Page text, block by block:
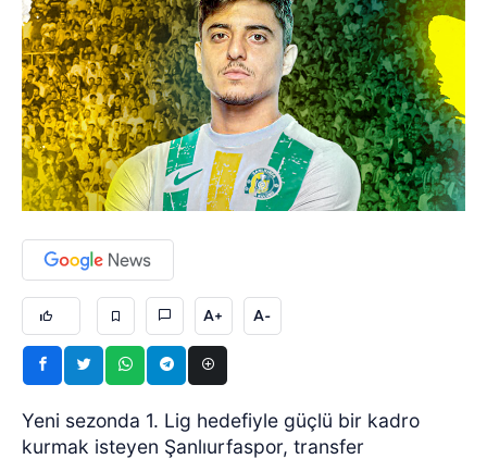
A+ A-
Yeni sezonda 1. Lig hedefiyle güçlü bir kadro
kurmak isteyen Şanlıurfaspor, transfer